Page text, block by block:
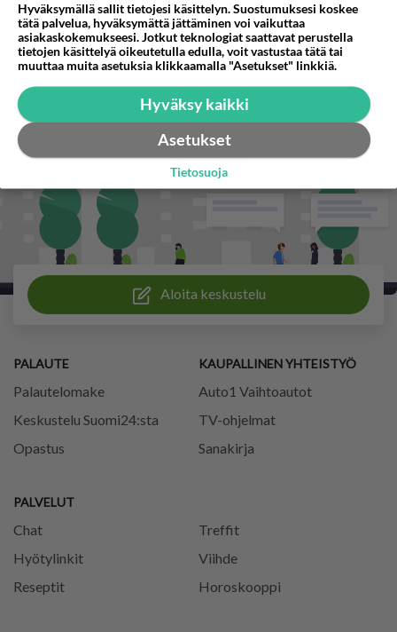
Aloita keskustelu
PALAUTE
Palautelomake
Keskustelu Suomi24:sta
Opastus
PALVELUT
Chat
Treffit
Hyötylinkit
Viihde
Reseptit
Horoskooppi
KAUPALLINEN YHTEISTYÖ
Auto1 Vaihtoautot
TV-ohjelmat
Sanakirja
Hyväksymällä sallit tietojesi käsittelyn. Suostumuksesi koskee
tätä palvelua, hyväksymättä jättäminen voi vaikuttaa
asiakaskokemukseesi. Jotkut teknologiat saattavat perustella
tietojen käsittelyä oikeutetulla edulla, voit vastustaa tätä tai
muuttaa muita asetuksia klikkaamalla "Asetukset" linkkiä.
Hyväksy kaikki
Asetukset
Tietosuoja